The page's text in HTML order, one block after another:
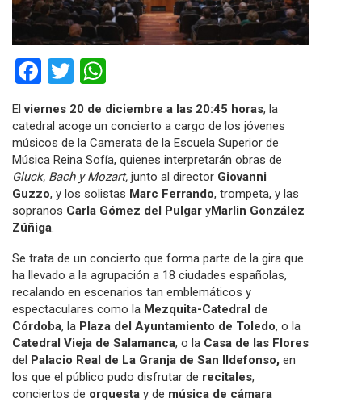
Facebook
Twitter
Elviernes 20 de diciembre a las 20:45 horas, la
catedral acoge un concierto a cargo de los jóvenes
músicos de la Camerata de la Escuela Superior de
Música Reina Sofía, quienes interpretarán obras de
Gluck, Bach y Mozart, junto al director Giovanni
Guzzo, y los solistas Marc Ferrando, trompeta, y las
sopranos Carla Gómez del Pulgar yMarlin González
Zúñiga.
Se trata de un concierto que forma parte de la gira que
ha llevado a la agrupación a 18 ciudades españolas,
recalando en escenarios tan emblemáticos y
espectaculares como la Mezquita-Catedral de
Córdoba, la Plaza del Ayuntamiento de Toledo, o la
Catedral Vieja de Salamanca, o la Casa de las Flores
del Palacio Real de La Granja de San Ildefonso, en
los que el público pudo disfrutar de recitales,
conciertos de orquesta y de música de cámara